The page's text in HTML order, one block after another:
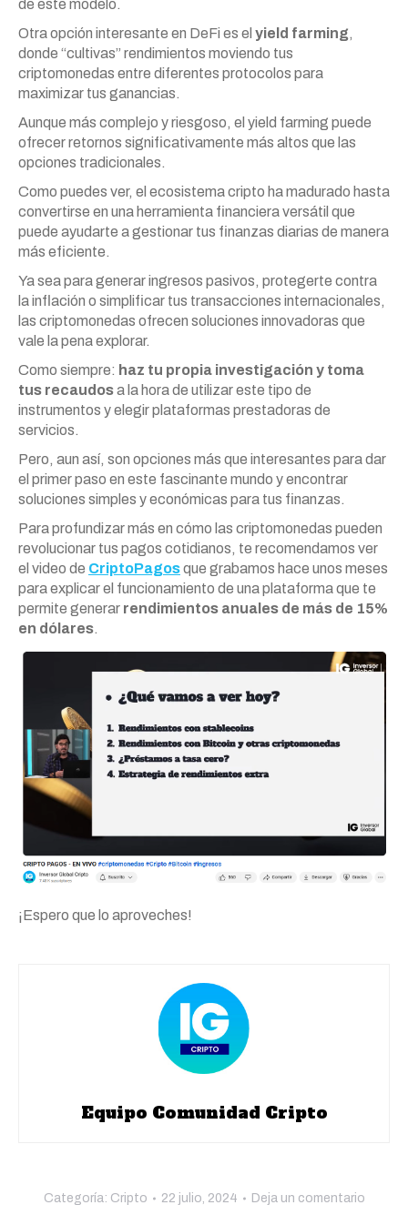
de este modelo.
Otra opción interesante en DeFi es el yield farming,
donde “cultivas” rendimientos moviendo tus
criptomonedas entre diferentes protocolos para
maximizar tus ganancias.
Aunque más complejo y riesgoso, el yield farming puede
ofrecer retornos significativamente más altos que las
opciones tradicionales.
Como puedes ver, el ecosistema cripto ha madurado hasta
convertirse en una herramienta financiera versátil que
puede ayudarte a gestionar tus finanzas diarias de manera
más eficiente.
Ya sea para generar ingresos pasivos, protegerte contra
la inflación o simplificar tus transacciones internacionales,
las criptomonedas ofrecen soluciones innovadoras que
vale la pena explorar.
Como siempre: haz tu propia investigación y toma
tus recaudosa la hora de utilizar este tipo de
instrumentos y elegir plataformas prestadoras de
servicios.
Pero, aun así, son opciones más que interesantes para dar
el primer paso en este fascinante mundo y encontrar
soluciones simples y económicas para tus finanzas.
Para profundizar más en cómo las criptomonedas pueden
revolucionar tus pagos cotidianos, te recomendamos ver
el video de CriptoPagosque grabamos hace unos meses
para explicar el funcionamiento de una plataforma que te
permite generar rendimientos anuales de más de 15%
en dólares.
¡Espero que lo aproveches!
Equipo Comunidad Cripto
Categoría: Cripto 22 julio, 2024 Deja un comentario